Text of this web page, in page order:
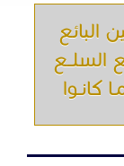
البائع
كانـوا